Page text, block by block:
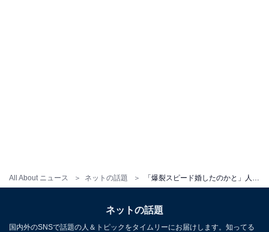
All About ニュース ネットの話題
ネットの話題
国内外のSNSで話題の人＆トピックをタイムリーにお届けします。知ってる